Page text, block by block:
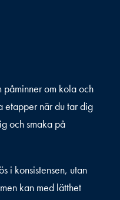
påminner om kola och
etapper när du tar dig
och smaka på
i konsistensen, utan
kan med lätthet